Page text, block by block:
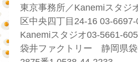
東京事務所／Kanemiスタジ
区中央四丁目24-16 03-
Kanemiスタジオ03-5661-
袋井ファクトリー 静岡県袋